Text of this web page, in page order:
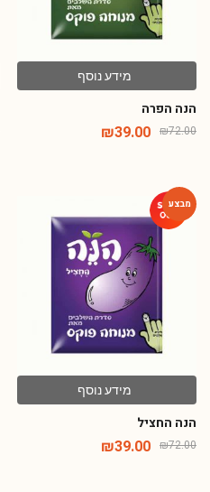
מידע נוסף
הנה הפרה
₪72.00
₪39.00
מידע נוסף
הנה החציל
₪72.00
₪39.00